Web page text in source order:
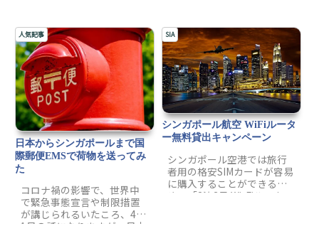
人気記事
日本からシンガポールまで国
際郵便EMSで荷物を送ってみ
た
コロナ禍の影響で、世界中
で緊急事態宣言や制限措置
が講じられるいたころ、4月
1日の話になりますが、日本
SIA
シンガポール航空 WiFiルータ
ー無料貸出キャンペーン
シンガポール空港では旅行
者用の格安SIMカードが容易
に購入することができるた
め、「2泊3日 Wi-Fiルーター